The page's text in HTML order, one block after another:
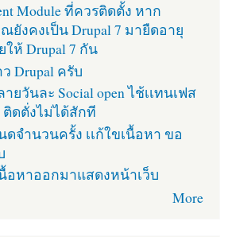
Module ที่ควรติดตั้ง หาก
ยังคงเป็น Drupal 7 มายืดอายุ
ห้ Drupal 7 กัน
Drupal ครับ
วันละ Social open ไช้เเทนเฟส
ดตั่งไม่ได้สักที
จำนวนครั้ง เเก้ใขเนื้อหา ขอ
อหาออกมาแสดงหน้าเว็บ
More